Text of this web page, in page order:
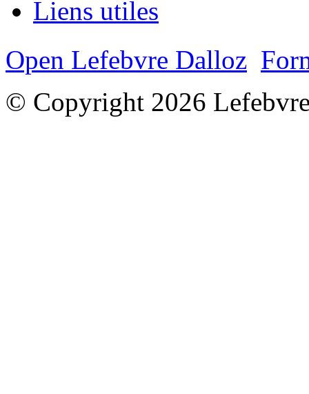
Liens utiles
Open Lefebvre Dalloz
© Copyright 2026